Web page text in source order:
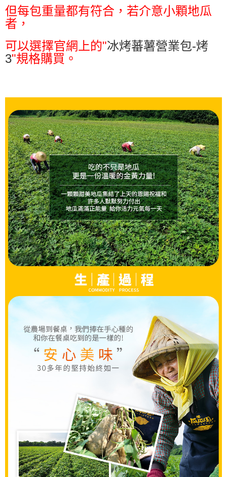
但每包重量都有符合，若介意小顆地瓜
者，
可以選擇官網上的"冰烤蕃薯營業包-烤
3"規格購買。